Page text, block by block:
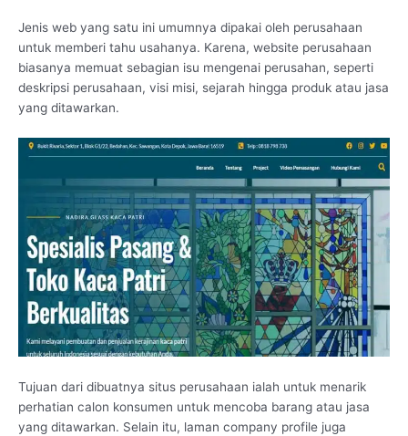
Jenis web yang satu ini umumnya dipakai oleh perusahaan
untuk memberi tahu usahanya. Karena, website perusahaan
biasanya memuat sebagian isu mengenai perusahan, seperti
deskripsi perusahaan, visi misi, sejarah hingga produk atau jasa
yang ditawarkan.
Tujuan dari dibuatnya situs perusahaan ialah untuk menarik
perhatian calon konsumen untuk mencoba barang atau jasa
yang ditawarkan. Selain itu, laman company profile juga